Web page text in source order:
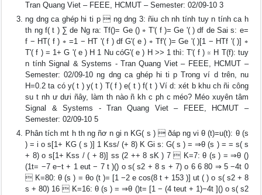
Tran Quang Viet – FEEE, HCMUT – Semester: 02/09-10 3
ng dng ca ghép hi ti p  ng dng 3: ñiu ch nh tính tuy n tính ca h
th ng f( t ) ∑ de Ng ra: Tf()= Ge () ⇒ T'( f )= Ge '( ) df de Sai s: e=
f − HT( f ) ⇒ =1 − HT '( f ) df G'( e ) ⇒ Tf'( )= Ge '( )[1 − HTf '( )] ⇒
T'( f ) = 1+ G '( e ) H 1 Nu cóG'( e ) H >> 1 thì: T'( f ) ≃ H T(f): tuy
n tính Signal & Systems - Tran Quang Viet – FEEE, HCMUT –
Semester: 02/09-10 ng dng ca ghép hi ti p Trong ví d trên, nu
H=0.2 ta có y( t ) y( t ) T( f ) e( t ) f( t ) Ví d: xét b khu ch ñi công
su t nh ư dưi ñây, làm th nào ñ kh c ph c méo? Méo xuyên tâm
Signal & Systems - Tran Quang Viet – FEEE, HCMUT –
Semester: 02/09-10 5
Phân tích mt h th ng ñơ n gi n KG( s )  ðáp ng vi θ (t)=u(t): θ (s
) = i o s[1+ KG ( s )] 1 Kss/ (+ 8) K Gi s: G( s ) = ⇒θ (s ) = = s( s
+ 8) o s[1+ Kss / ( + 8)] ss (2 ++ 8 sK ) 7  K=7: θ (s ) = ⇒θ ()
(1t= −7 e−t + 1 eut − 7 t )() o s( s2 + 8 s + 7) o 6 6 80 ⇒ 5 −4t 0
 K=80: θ (s ) = θo (t )= [1 −2 e cos(8 t + 153 )] ut ( ) o s( s2 + 8
s + 80) 16  K=16: θ (s ) = ⇒θ ()t= [1 − (4 teut + 1)−4t ]() o s( s2